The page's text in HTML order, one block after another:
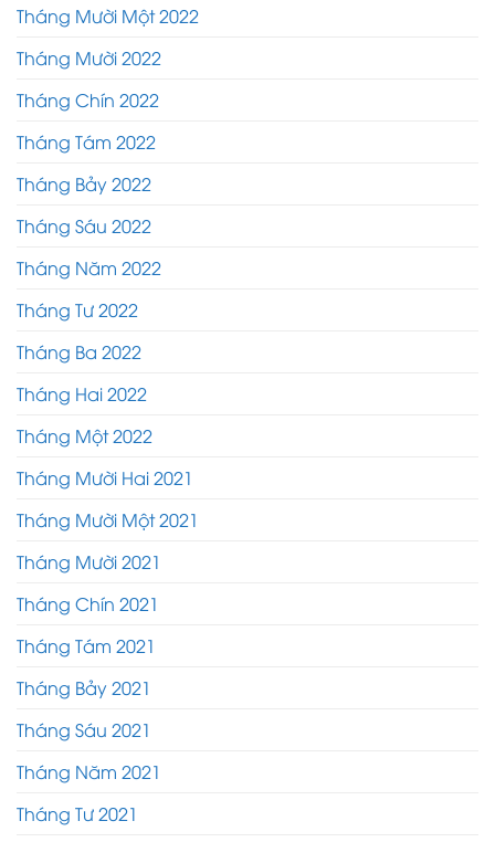
Tháng Mười Một 2022
Tháng Mười 2022
Tháng Chín 2022
Tháng Tám 2022
Tháng Bảy 2022
Tháng Sáu 2022
Tháng Năm 2022
Tháng Tư 2022
Tháng Ba 2022
Tháng Hai 2022
Tháng Một 2022
Tháng Mười Hai 2021
Tháng Mười Một 2021
Tháng Mười 2021
Tháng Chín 2021
Tháng Tám 2021
Tháng Bảy 2021
Tháng Sáu 2021
Tháng Năm 2021
Tháng Tư 2021